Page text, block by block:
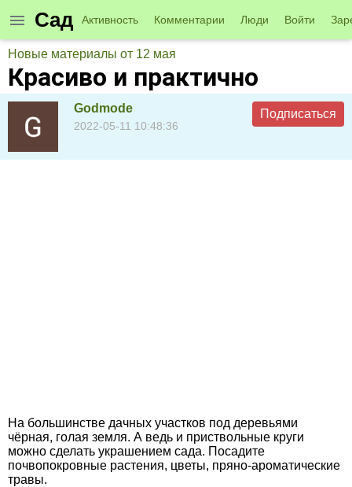
Сад Активность Комментарии Люди Войти
Новые материалы от 12 мая
Красиво и практично
Godmode
2022-05-11 10:48:36
Подписаться
На большинстве дачных участков под деревьями
чёрная, голая земля. А ведь и приствольные круги
можно сделать украшением сада. Посадите
почвопокровные растения, цветы, пряно-ароматические
травы.